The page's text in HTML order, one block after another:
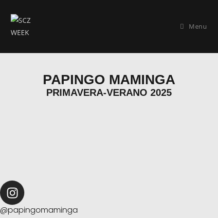
Menu
PAPINGO MAMINGA
PRIMAVERA-VERANO 2025
@papingomaminga